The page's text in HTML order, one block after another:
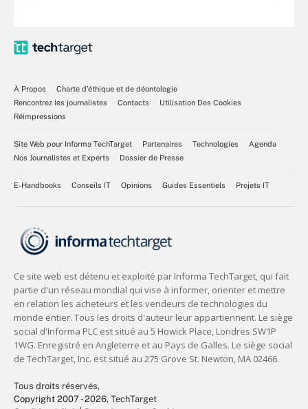
À Propos
Charte d’éthique et de déontologie
Rencontrez les journalistes
Contacts
Utilisation Des Cookies
Réimpressions
Site Web pour Informa TechTarget Partenaires Technologies
Agenda
Nos Journalistes et Experts
Dossier de Presse
E-Handbooks Conseils IT Opinions Guides Essentiels Projets IT
Tous droits réservés,
Copyright 2007 - 2026, TechTarget